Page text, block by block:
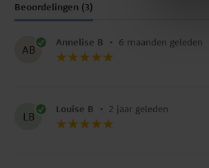
Beoordelingen (3)
AB
Annelise B • 6 maanden geleden
LB
Louise B • 2 jaar geleden